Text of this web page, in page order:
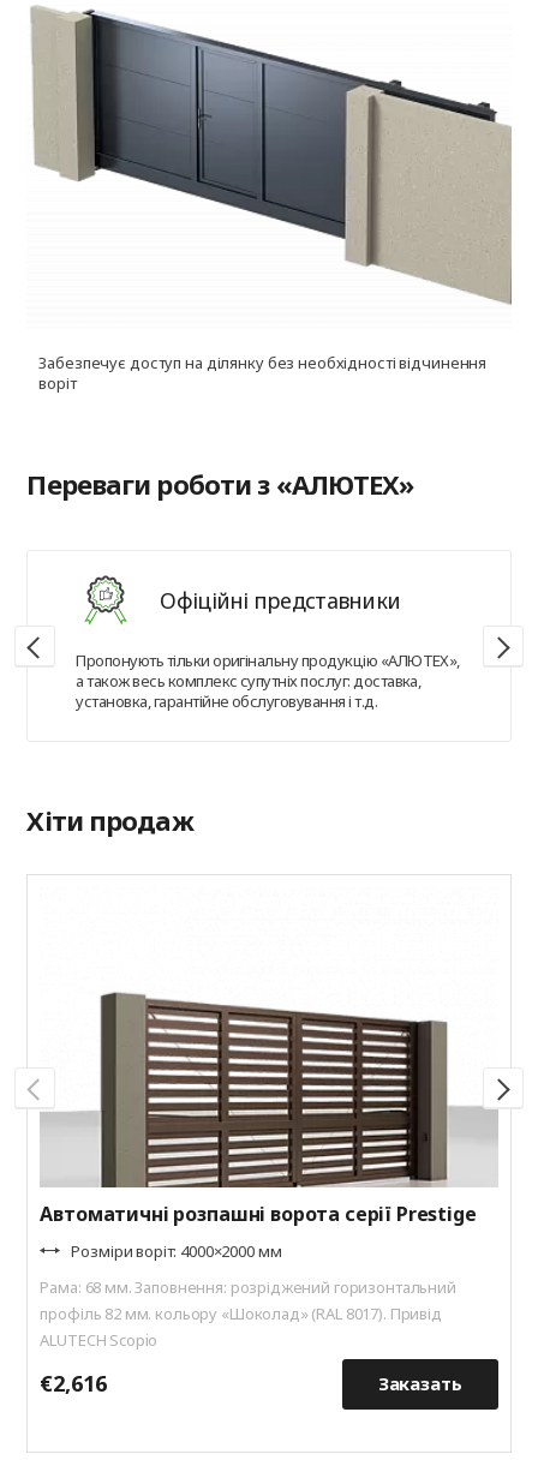
Забезпечує доступ на ділянку без необхідності відчинення
воріт
Переваги роботи з «АЛЮТЕХ»
Офіційні представники
Пропонують тільки оригінальну продукцію «АЛЮТЕХ»,
а також весь комплекс супутніх послуг: доставка,
установка, гарантійне обслуговування і т.д.
Хіти продаж
Автоматичні розпашні ворота серії Prestige
Розміри воріт: 4000×2000 мм
Рама: 68 мм. Заповнення: розріджений горизонтальний
профіль 82 мм. кольору «Шоколад» (RAL 8017). Привід
ALUTECH Scopio
€2,616 Заказать